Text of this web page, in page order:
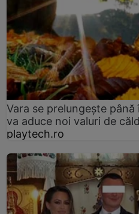
Vara se prelungeşte
va aduce noi valuri de
playtech.ro